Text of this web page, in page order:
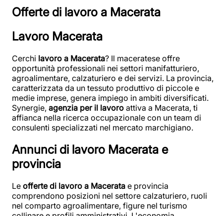
Offerte di lavoro a Macerata
Lavoro Macerata
Cerchi lavoro a Macerata? Il maceratese offre
opportunità professionali nei settori manifatturiero,
agroalimentare, calzaturiero e dei servizi. La provincia,
caratterizzata da un tessuto produttivo di piccole e
medie imprese, genera impiego in ambiti diversificati.
Synergie, agenzia per il lavoro attiva a Macerata, ti
affianca nella ricerca occupazionale con un team di
consulenti specializzati nel mercato marchigiano.
Annunci di lavoro Macerata e
provincia
Le offerte di lavoro a Macerata e provincia
comprendono posizioni nel settore calzaturiero, ruoli
nel comparto agroalimentare, figure nel turismo